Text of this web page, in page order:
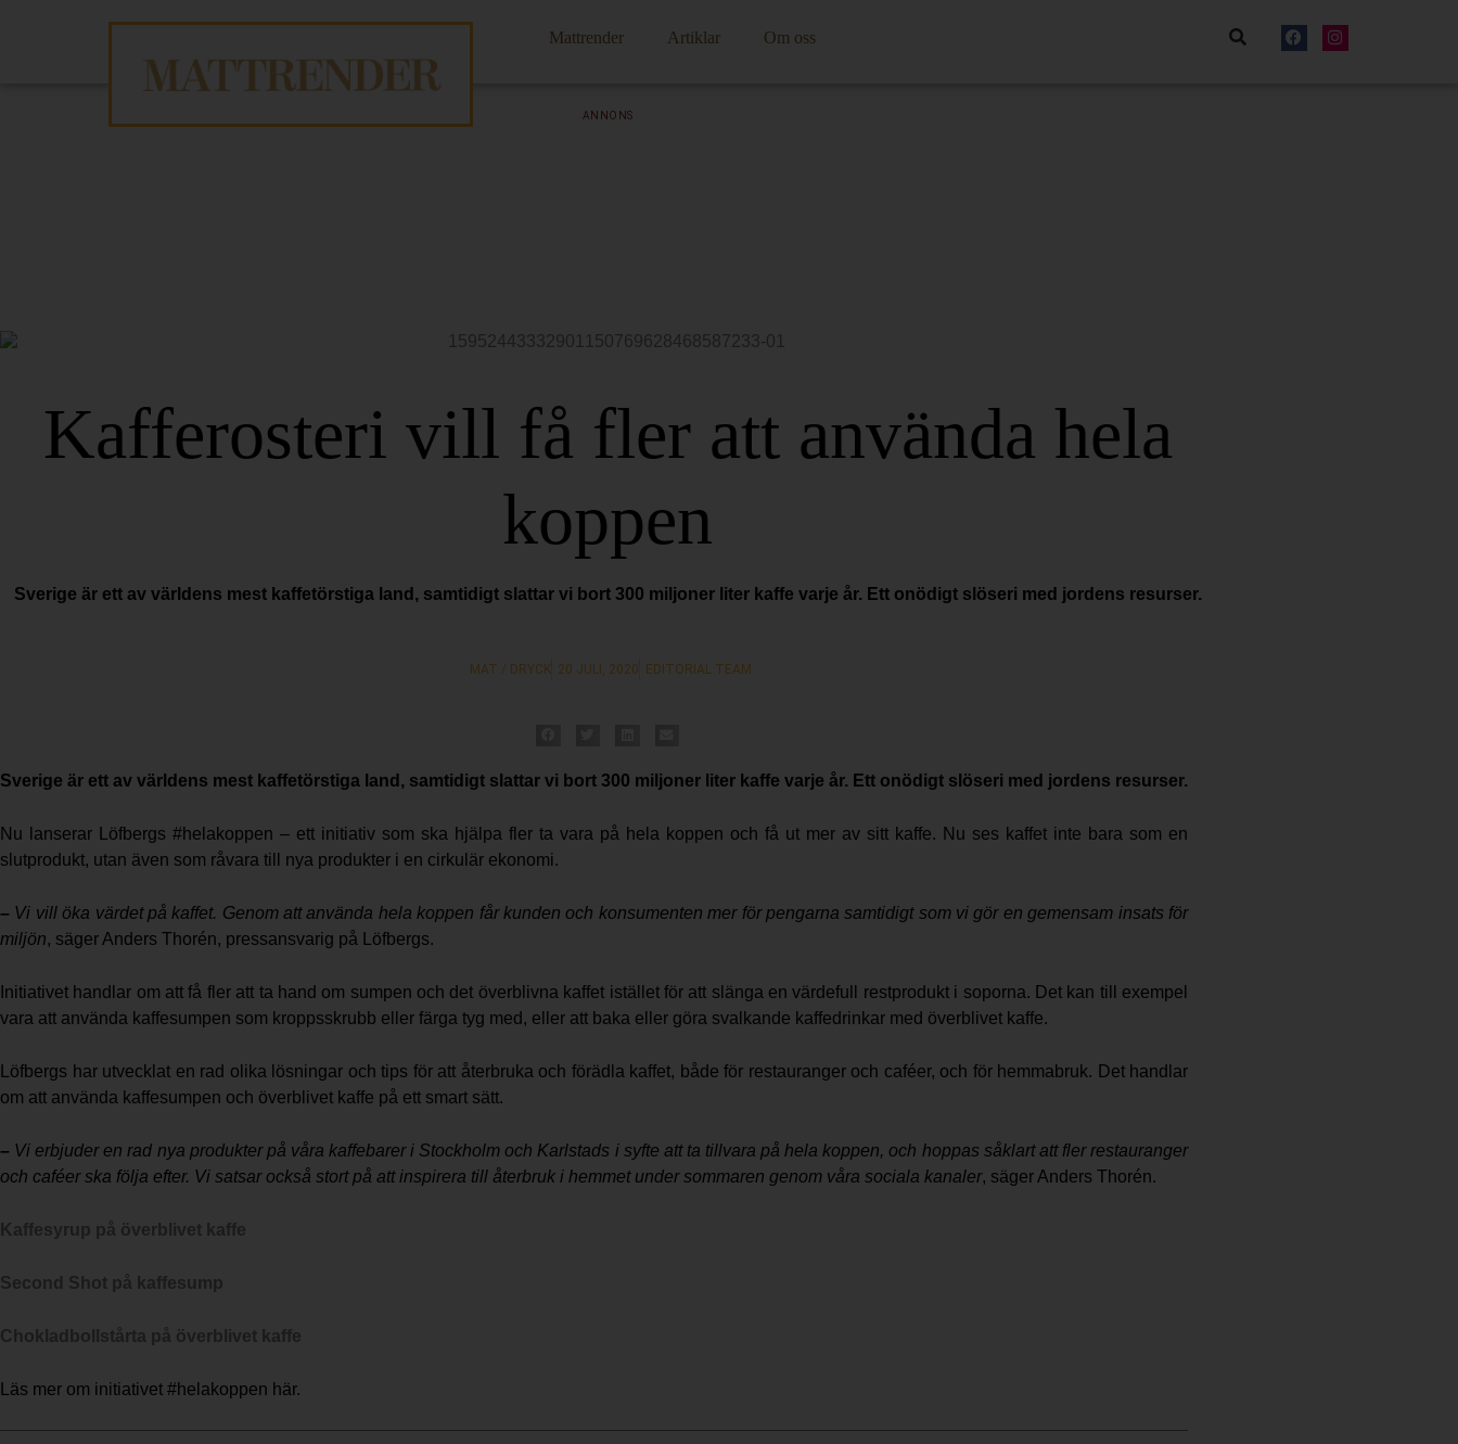
Mattrender Artiklar Om oss
ANNONS
Kafferosteri vill få fler att använda hela
koppen
Sverige är ett av världens mest kaffetörstiga land, samtidigt slattar vi bort 300 miljoner liter kaffe varje år. Ett onödigt slöseri med jordens resurser.
MAT / DRYCK 20 JULI, 2020 EDITORIAL TEAM
Sverige är ett av världens mest kaffetörstiga land, samtidigt slattar vi bort 300 miljoner liter kaffe varje år. Ett onödigt slöseri med jordens resurser.
Nu lanserar Löfbergs #helakoppen – ett initiativ som ska hjälpa fler ta vara på hela koppen och få ut mer av sitt kaffe. Nu ses kaffet inte bara som en
slutprodukt, utan även som råvara till nya produkter i en cirkulär ekonomi.
– Vi vill öka värdet på kaffet. Genom att använda hela koppen får kunden och konsumenten mer för pengarna samtidigt som vi gör en gemensam insats för
miljön, säger Anders Thorén, pressansvarig på Löfbergs.
Initiativet handlar om att få fler att ta hand om sumpen och det överblivna kaffet istället för att slänga en värdefull restprodukt i soporna. Det kan till exempel
vara att använda kaffesumpen som kroppsskrubb eller färga tyg med, eller att baka eller göra svalkande kaffedrinkar med överblivet kaffe.
Löfbergs har utvecklat en rad olika lösningar och tips för att återbruka och förädla kaffet, både för restauranger och caféer, och för hemmabruk. Det handlar
om att använda kaffesumpen och överblivet kaffe på ett smart sätt.
– Vi erbjuder en rad nya produkter på våra kaffebarer i Stockholm och Karlstads i syfte att ta tillvara på hela koppen, och hoppas såklart att fler restauranger
och caféer ska följa efter. Vi satsar också stort på att inspirera till återbruk i hemmet under sommaren genom våra sociala kanaler, säger Anders Thorén.
Kaffesyrup på överblivet kaffe
Second Shot på kaffesump
Chokladbollstårta på överblivet kaffe
Läs mer om initiativet #helakoppen här.